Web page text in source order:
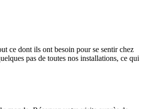
ce dont ils ont besoin pour se sentir chez
pas de toutes nos installations, ce qui